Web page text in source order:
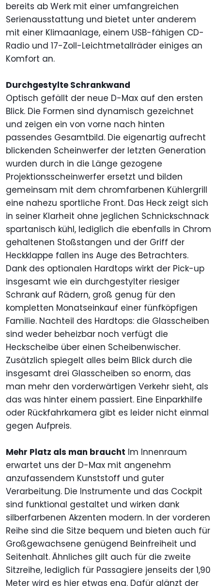
bereits ab Werk mit einer umfangreichen
Serienausstattung und bietet unter anderem
mit einer Klimaanlage, einem USB-fähigen CD-
Radio und 17-Zoll-Leichtmetallräder einiges an
Komfort an.
Durchgestylte Schrankwand
Optisch gefällt der neue D-Max auf den ersten
Blick. Die Formen sind dynamisch gezeichnet
und zeigen ein von vorne nach hinten
passendes Gesamtbild. Die eigenartig aufrecht
blickenden Scheinwerfer der letzten Generation
wurden durch in die Länge gezogene
Projektionsscheinwerfer ersetzt und bilden
gemeinsam mit dem chromfarbenen Kühlergrill
eine nahezu sportliche Front. Das Heck zeigt sich
in seiner Klarheit ohne jeglichen Schnickschnack
spartanisch kühl, lediglich die ebenfalls in Chrom
gehaltenen Stoßstangen und der Griff der
Heckklappe fallen ins Auge des Betrachters.
Dank des optionalen Hardtops wirkt der Pick-up
insgesamt wie ein durchgestylter riesiger
Schrank auf Rädern, groß genug für den
kompletten Monatseinkauf einer fünfköpfigen
Familie. Nachteil des Hardtops: die Glasscheiben
sind weder beheizbar noch verfügt die
Heckscheibe über einen Scheibenwischer.
Zusätzlich spiegelt alles beim Blick durch die
insgesamt drei Glasscheiben so enorm, das
man mehr den vorderwärtigen Verkehr sieht, als
das was hinter einem passiert. Eine Einparkhilfe
oder Rückfahrkamera gibt es leider nicht einmal
gegen Aufpreis.
Mehr Platz als man braucht Im Innenraum
erwartet uns der D-Max mit angenehm
anzufassendem Kunststoff und guter
Verarbeitung. Die Instrumente und das Cockpit
sind funktional gestaltet und wirken dank
silberfarbenen Akzenten modern. In der vorderen
Reihe sind die Sitze bequem und bieten auch für
Großgewachsene genügend Beinfreiheit und
Seitenhalt. Ähnliches gilt auch für die zweite
Sitzreihe, lediglich für Passagiere jenseits der 1,90
Meter wird es hier etwas eng. Dafür glänzt der